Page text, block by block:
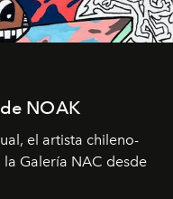
NOAK
el artista chileno-
Galería NAC desde